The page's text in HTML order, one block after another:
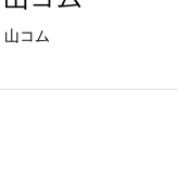
山コム